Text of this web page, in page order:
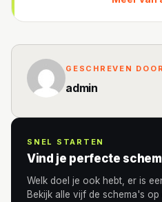
GESCHREVEN DOOR
admin
SNEL STARTEN
Vind je perfecte
Welk doel je ook hebt, er is
Bekijk alle vijf de schema's op